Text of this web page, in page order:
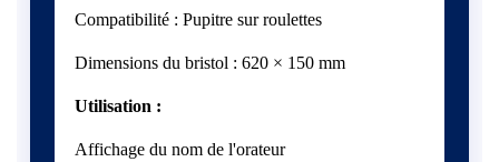
Compatibilité : Pupitre sur roulettes
Dimensions du bristol : 620 × 150 mm
Utilisation :
Affichage du nom de l'orateur